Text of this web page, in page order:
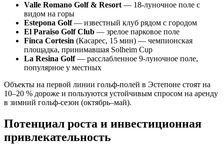
Valle Romano Golf & Resort — 18-луночное поле с
видом на горы
Estepona Golf— известный клуб рядом с городом
El Paraiso Golf Club — зрелое парковое поле
Finca Cortesin (Касарес, 15 мин) — чемпионская
площадка, принимавшая Solheim Cup
La Resina Golf— расслабленное 9-луночное поле,
популярное у местных
Объекты на первой линии гольф-полей в Эстепоне стоят на
10–20 % дороже и пользуются устойчивым спросом на аренду
в зимний гольф-сезон (октябрь–май).
Потенциал роста и инвестиционная
привлекательность